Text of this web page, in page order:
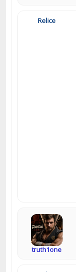
Relice
truth1one